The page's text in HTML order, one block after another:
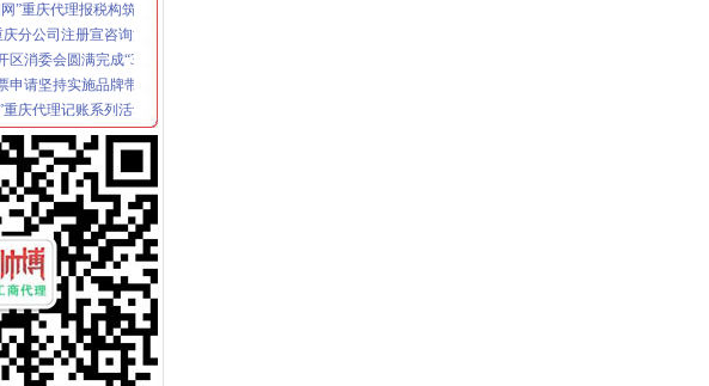
庆分公司注册宣咨询活动圆满结束
区消委会圆满完成“3.15”重庆代账公司活动
申请坚持实施品牌带动战略推进新型工业化进程
重庆代理记账系列活动活动呈现四大
记账六措并举狠抓宣教工作
村消费维权防火墙
出口权有限责任公司股权出质登记试行办法》解读
”重庆财务公司农资保春耕活动启动仪式在巴南区举行
碚区“消费与责任”重庆代理报税年主题活动启动仪式暨创建重庆佳消费安全放心城区宣誓大会
庆分公司注册宣活动呈现出大亮点
请突出四个点开展3.15活动
重点认真开展“3.15”重庆发票申请纪念活动
司注册形式多样开展3.15宣活动
“3．15”重庆发票申请宣咨询活动
报税积开展3.15宣活动